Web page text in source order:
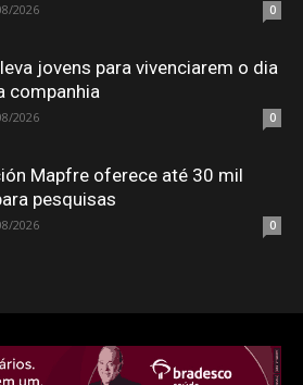
2026 0
jovens para vivenciarem o dia
companhia
2026 0
Mapfre oferece até 30 mil
pesquisas
2026 0